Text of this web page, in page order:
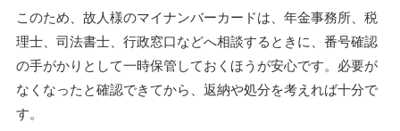
このため、故人様のマイナンバーカードは、年金事務所、税
理士、司法書士、行政窓口などへ相談するときに、番号確認
の手がかりとして一時保管しておくほうが安心です。必要が
なくなったと確認できてから、返納や処分を考えれば十分で
す。